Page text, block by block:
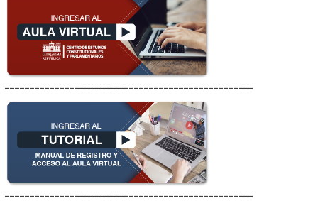
__________________________________________________
__________________________________________________